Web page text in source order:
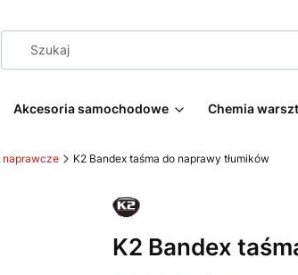
Akcesoria samochodowe Chemia
naprawcze K2 Bandex taśma do naprawy tłumików
K2 Bandex